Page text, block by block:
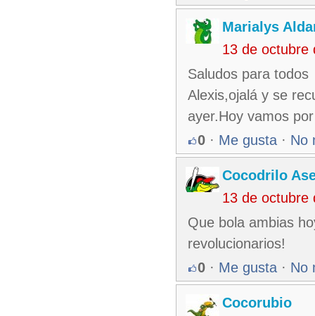
Marialys
13 de octubre
Saludos para todos
Alexis,ojalá y se
ayer.Hoy vamos
0 · Me gusta · No
Cocodrilo
13 de octubre
Que bola ambias
revolucionarios!
0 · Me gusta · No
Cocorubio